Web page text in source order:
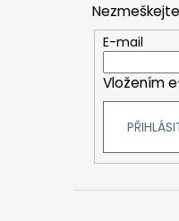
E-mail
Vložením